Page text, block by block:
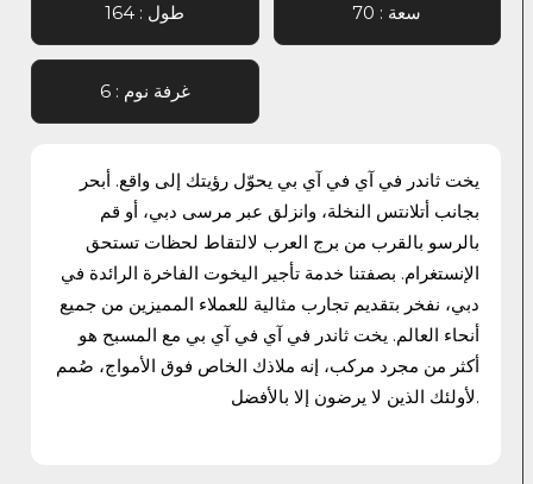
164 : طول 70 : سعة
6 : غرفة نوم
يخت ثاندر في آي في آي بي يحوّل رؤيتك إلى واقع. أبحر
بجانب أتلانتس النخلة، وانزلق عبر مرسى دبي، أو قم
بالرسو بالقرب من برج العرب لالتقاط لحظات تستحق
الإنستغرام. بصفتنا خدمة تأجير اليخوت الفاخرة الرائدة في
دبي، نفخر بتقديم تجارب مثالية للعملاء المميزين من جميع
أنحاء العالم. يخت ثاندر في آي في آي بي مع المسبح هو
أكثر من مجرد مركب، إنه ملاذك الخاص فوق الأمواج، صُمم
لأولئك الذين لا يرضون إلا بالأفضل.